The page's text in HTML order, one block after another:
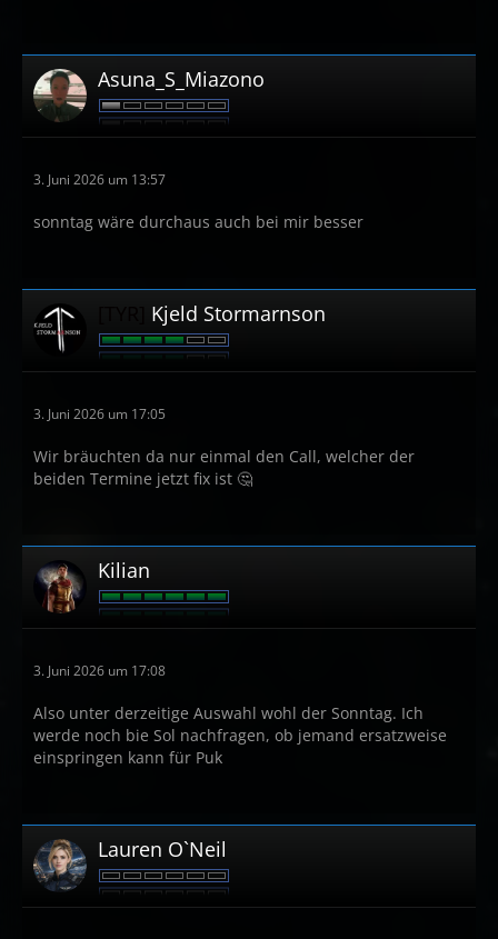
Asuna_S_Miazono
3. Juni 2026 um 13:57
sonntag wäre durchaus auch bei mir besser
Kjeld Stormarnson
3. Juni 2026 um 17:05
Wir bräuchten da nur einmal den Call, welcher der
beiden Termine jetzt fix ist 🤔
Kilian
3. Juni 2026 um 17:08
Also unter derzeitige Auswahl wohl der Sonntag. Ich
werde noch bie Sol nachfragen, ob jemand ersatzweise
einspringen kann für Puk
Lauren O`Neil